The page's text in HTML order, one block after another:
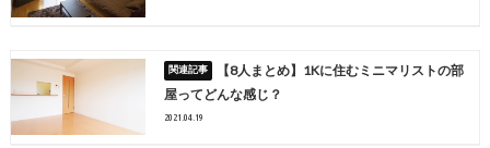
【8人まとめ】1Kに住むミニマリストの部
屋ってどんな感じ？
2021.04.19